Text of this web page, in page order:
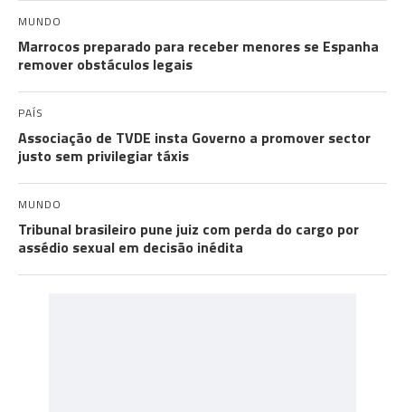
MUNDO
Marrocos preparado para receber menores se Espanha
remover obstáculos legais
PAÍS
Associação de TVDE insta Governo a promover sector
justo sem privilegiar táxis
MUNDO
Tribunal brasileiro pune juiz com perda do cargo por
assédio sexual em decisão inédita